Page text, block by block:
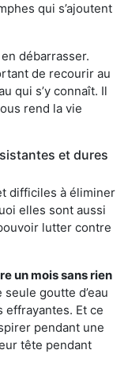
qui s’ajoutent
débarrasser.
de recourir au
qui s’y connaît. Il
rend la vie
et dures
difficiles à éliminer
elles sont aussi
lutter contre
un mois sans rien
goutte d’eau
effrayantes. Et ce
pendant une
tête pendant